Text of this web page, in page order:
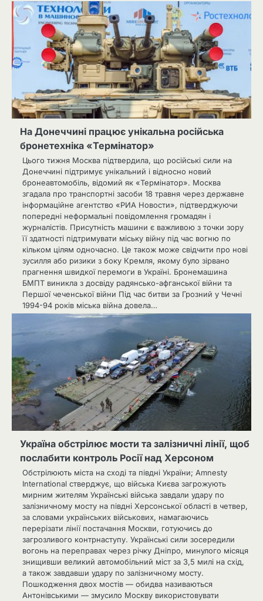
На Донеччині працює унікальна російська
бронетехніка «Термінатор»
Цього тижня Москва підтвердила, що російські сили на
Донеччині підтримує унікальний і відносно новий
бронеавтомобіль, відомий як «Термінатор». Москва
згадала про транспортні засоби 18 травня через державне
інформаційне агентство «РИА Новости», підтверджуючи
попередні неформальні повідомлення громадян і
журналістів. Присутність машини є важливою з точки зору
її здатності підтримувати міську війну під час вогню по
кільком цілям одночасно. Це також може свідчити про нові
зусилля або ризики з боку Кремля, якому було зірвано
прагнення швидкої перемоги в Україні. Бронемашина
БМПТ виникла з досвіду радянсько-афганської війни та
Першої чеченської війни Під час битви за Грозний у Чечні
1994-94 років міська війна довела…
Україна обстрілює мости та залізничні лінії, щоб
послабити контроль Росії над Херсоном
Обстрілюють міста на сході та півдні України; Amnesty
International стверджує, що війська Києва загрожують
мирним жителям Українські війська завдали удару по
залізничному мосту на півдні Херсонської області в четвер,
за словами українських військових, намагаючись
перерізати лінії постачання Москви, готуючись до
загрозливого контрнаступу. Українські сили зосередили
вогонь на переправах через річку Дніпро, минулого місяця
знищивши великий автомобільний міст за 3,5 милі на схід,
а також завдавши удару по залізничному мосту.
Пошкодження двох мостів — обидва називаються
Антонівськими — змусило Москву використовувати